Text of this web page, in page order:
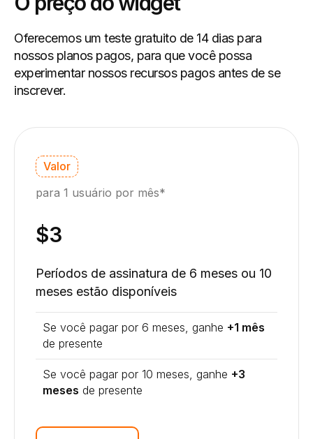
Oferecemos um teste gratuito de 14 dias para
nossos planos pagos, para que você possa
experimentar nossos recursos pagos antes de se
inscrever.
Valor
para 1 usuário por mês*
$3
Períodos de assinatura de 6 meses ou 10
meses estão disponíveis
Se você pagar por 6 meses, ganhe +1 mês
de presente
Se você pagar por 10 meses, ganhe +3
meses de presente